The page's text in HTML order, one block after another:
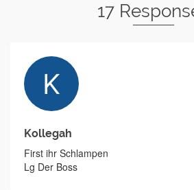
17
Kollegah
First ihr Schlampen
Lg Der Boss